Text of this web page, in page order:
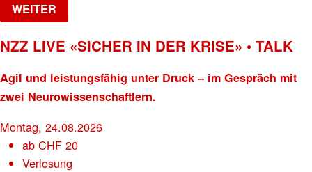
WEITER
NZZ LIVE «SICHER IN DER KRISE» • TALK
Agil und leistungsfähig unter Druck – im Gespräch mit
zwei Neurowissenschaftlern.
Montag, 24.08.2026
abCHF 20
Verlosung